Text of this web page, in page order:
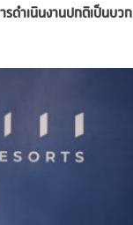
ดำเนินงานปกติเป็นบวก